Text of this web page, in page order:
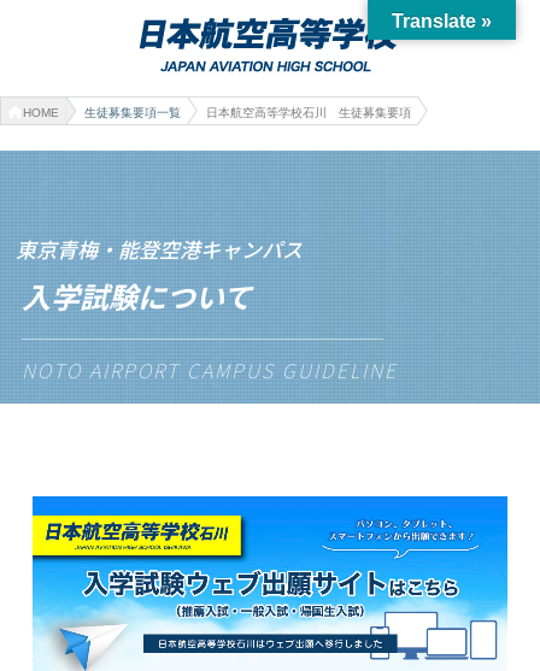
HOME 生徒募集要項一覧 日本航空高等学校石川 生徒募集要項
東京青梅・能登空港キャンパス
入学試験について
NOTO AIRPORT CAMPUS GUIDELINE
Translate »